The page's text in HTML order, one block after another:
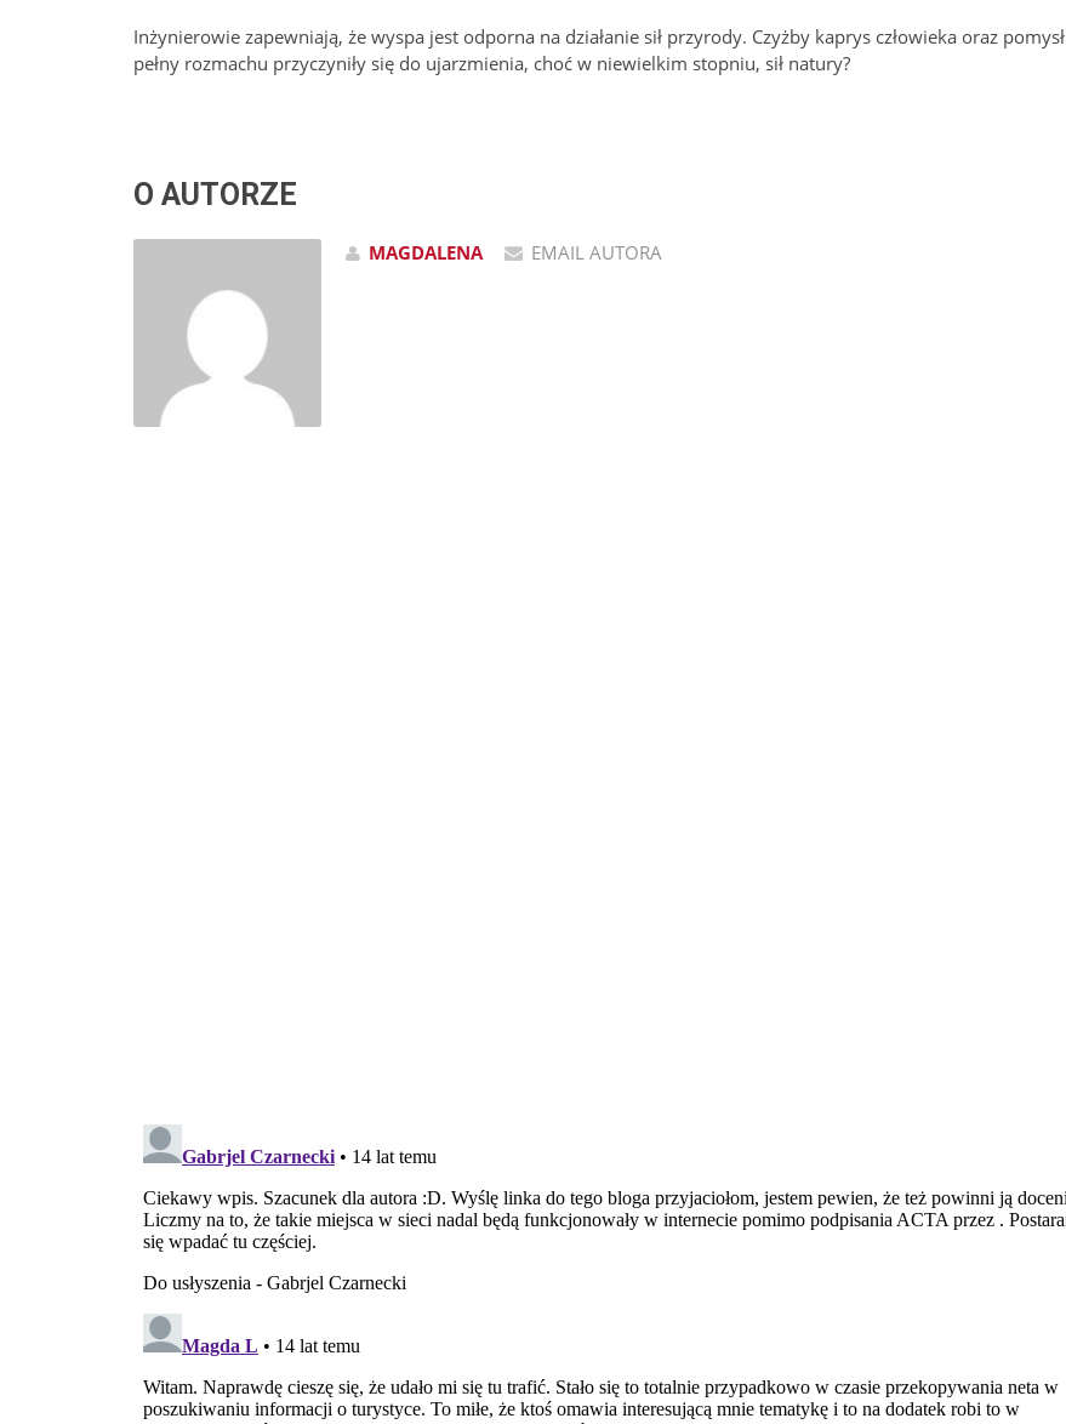
Inżynierowie zapewniają, że wyspa jest odporna na działanie sił przyrody. Czyżby kaprys człowieka oraz pomysł
pełny rozmachu przyczyniły się do ujarzmienia, choć w niewielkim stopniu, sił natury?
O AUTORZE
MAGDALENA EMAIL AUTORA